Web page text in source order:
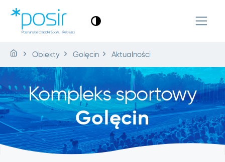
Obiekty Golęcin Aktualności
Kompleks sportowy
Golęcin